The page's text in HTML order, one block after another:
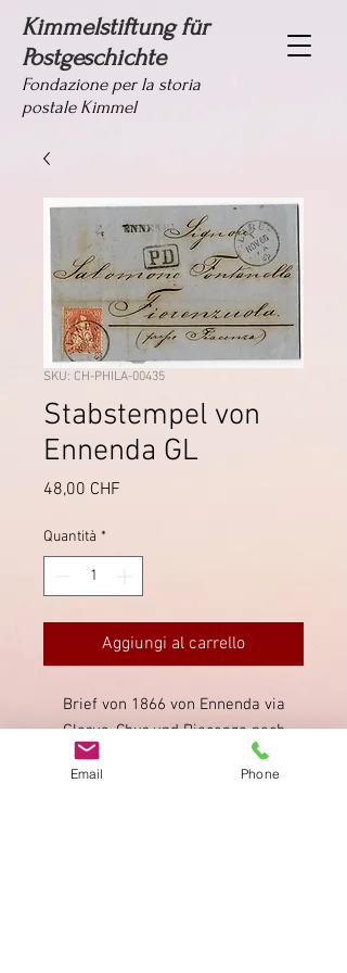
Kimmelstiftung für
Postgeschichte
Fondazione per la storia
postale Kimmel
SKU: CH-PHILA-00435
Stabstempel von
Ennenda GL
48,00 CHF
Quantità *
Aggiungi al carrello
Brief von 1866 von Ennenda via
Glarus, Chur und Piacenza nach
Fiorenzuola in Italien. Mehrere
Transitstempel rückseitig.
Email Phone